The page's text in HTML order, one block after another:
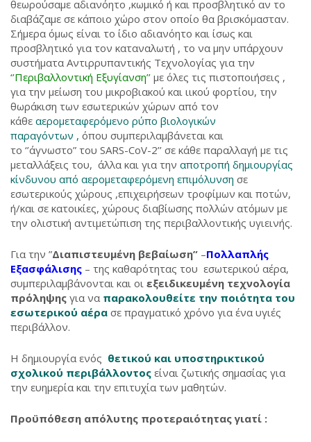
θεωρούσαμε αδιανόητο ,κωμικό ή και προσβλητικό αν το
διαβάζαμε σε κάποιο χώρο στον οποίο θα βρισκόμασταν.
Σήμερα όμως είναι το ίδιο αδιανόητο και ίσως και
προσβλητικό για τον καταναλωτή , το να μην υπάρχουν
συστήματα Αντιρρυπαντικής Τεχνολογίας για την
‘’Περιβαλλοντική Εξυγίανση’’ με όλες τις πιστοποιήσεις ,
για την μείωση του μικροβιακού και ιικού φορτίου, την
θωράκιση των εσωτερικών χώρων από τον
κάθε αερομεταφερόμενο ρύπο βιολογικών
παραγόντων , όπου συμπεριλαμβάνεται και
το ‘’άγνωστο” του SARS-CoV-2’’ σε κάθε παραλλαγή με τις
μεταλλάξεις του, άλλα και για την αποτροπή δημιουργίας
κίνδυνου από αερομεταφερόμενη επιμόλυνση σε
εσωτερικούς χώρους ,επιχειρήσεων τροφίμων και ποτών,
ή/και σε κατοικίες, χώρους διαβίωσης πολλών ατόμων με
την ολιστική αντιμετώπιση της περιβαλλοντικής υγιεινής.
Για την ”Διαπιστευμένη βεβαίωση” –Πολλαπλής
Εξασφάλισης – της καθαρότητας του εσωτερικού αέρα,
συμπεριλαμβάνονται και οι εξειδικευμένη τεχνολογία
πρόληψης για να παρακολουθείτε την ποιότητα του
εσωτερικού αέρα σε πραγματικό χρόνο για ένα υγιές
περιβάλλον.
Η δημιουργία ενός θετικού και υποστηρικτικού
σχολικού περιβάλλοντος είναι ζωτικής σημασίας για
την ευημερία και την επιτυχία των μαθητών.
Προϋπόθεση απόλυτης προτεραιότητας γιατί :